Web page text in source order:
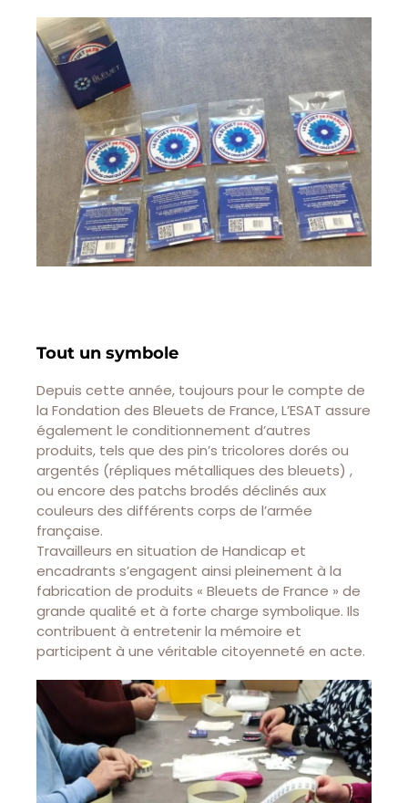
Tout un symbole
Depuis cette année, toujours pour le compte de
la Fondation des Bleuets de France, L’ESAT assure
également le conditionnement d’autres
produits, tels que des pin’s tricolores dorés ou
argentés (répliques métalliques des bleuets) ,
ou encore des patchs brodés déclinés aux
couleurs des différents corps de l’armée
française.
Travailleurs en situation de Handicap et
encadrants s’engagent ainsi pleinement à la
fabrication de produits « Bleuets de France » de
grande qualité et à forte charge symbolique. Ils
contribuent à entretenir la mémoire et
participent à une véritable citoyenneté en acte.